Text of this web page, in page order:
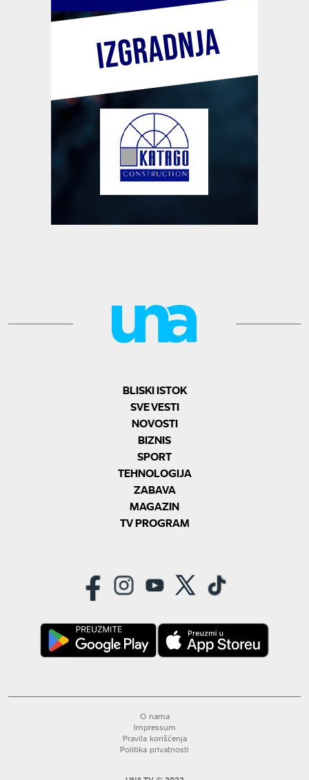
BLISKI ISTOK
SVE VESTI
NOVOSTI
BIZNIS
SPORT
TEHNOLOGIJA
ZABAVA
MAGAZIN
TV PROGRAM
O nama
Impressum
Pravila korišćenja
Politika privatnosti